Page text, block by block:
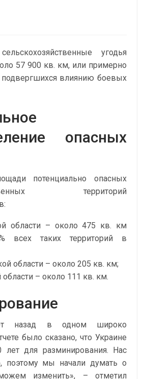
угодья
57 900 кв. км, или примерно
подвергшихся влиянию боевых
опасных
потенциально опасных
территорий
области – около 475 кв. км
всех таких территорий в
области – около 205 кв. км;
области – около 111 кв. км.
назад в одном широко
было сказано, что Украине
лет для разминирования. Нас
поэтому мы начали думать о
изменить», – отметил